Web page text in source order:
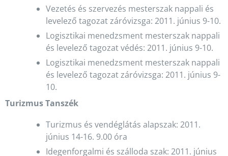
Vezetés és szervezés mesterszak nappali és
levelező tagozat záróvizsga: 2011. június 9-10.
Logisztikai menedzsment mesterszak nappali
és levelező tagozat védés: 2011. június 9-10.
Logisztikai menedzsment mesterszak nappali
és levelező tagozat záróvizsga: 2011. június 9-
10.
Turizmus Tanszék
Turizmus és vendéglátás alapszak: 2011.
június 14-16. 9.00 óra
Idegenforgalmi és szálloda szak: 2011. június